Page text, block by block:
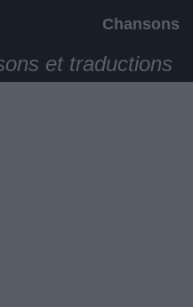
Chansons
et traductions